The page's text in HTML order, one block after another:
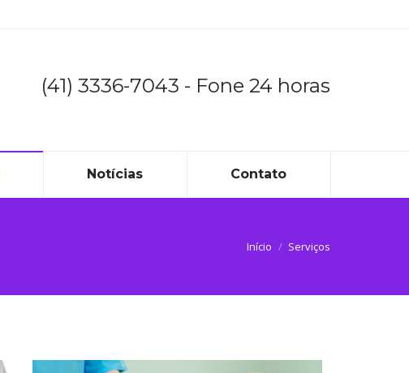
(41) 3336-7043 - Fone 24 horas
Notícias Contato
Início Serviços